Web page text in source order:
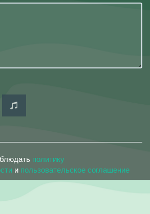
политику
и пользовательское соглашение